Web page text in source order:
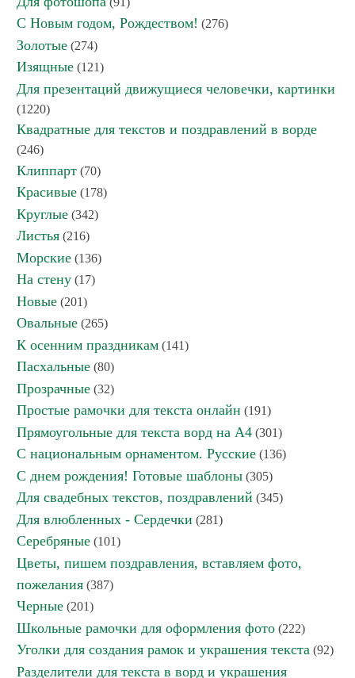
С Новым годом, Рождеством! (276)
Золотые (274)
Изящные (121)
Для презентаций движущиеся человечки, картинки
(1220)
Квадратные для текстов и поздравлений в ворде
(246)
Клиппарт (70)
Красивые (178)
Круглые (342)
Листья (216)
Морские (136)
На стену (17)
Новые (201)
Овальные (265)
К осенним праздникам (141)
Пасхальные (80)
Прозрачные (32)
Простые рамочки для текста онлайн (191)
Прямоугольные для текста ворд на А4 (301)
С национальным орнаментом. Русские (136)
С днем рождения! Готовые шаблоны (305)
Для свадебных текстов, поздравлений (345)
Для влюбленных - Сердечки (281)
Серебряные (101)
Цветы, пишем поздравления, вставляем фото,
пожелания (387)
Черные (201)
Школьные рамочки для оформления фото (222)
Уголки для создания рамок и украшения текста (92)
Разделители для текста в ворд и украшения